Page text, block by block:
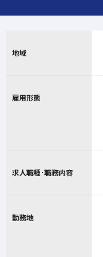
地域
雇用形態
求人職種･職務内容
勤務地